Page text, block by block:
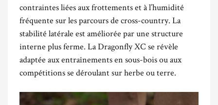
contraintes liées aux frottements et à l’humidité
fréquente sur les parcours de cross-country. La
stabilité latérale est améliorée par une structure
interne plus ferme. La Dragonfly XC se révèle
adaptée aux entraînements en sous-bois ou aux
compétitions se déroulant sur herbe ou terre.